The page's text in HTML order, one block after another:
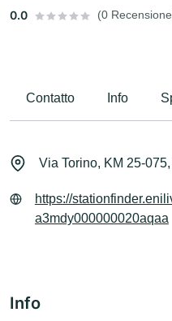
0.0 (0
Contatto Info
Via Torino, KM 25-
https://
a3mdy000000020aqaa
Info